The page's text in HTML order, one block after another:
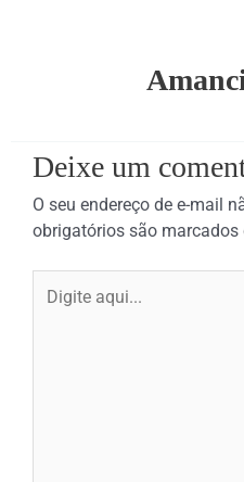
Deixe um
O seu endereço de e-mail
obrigatórios são marcados
aqui...